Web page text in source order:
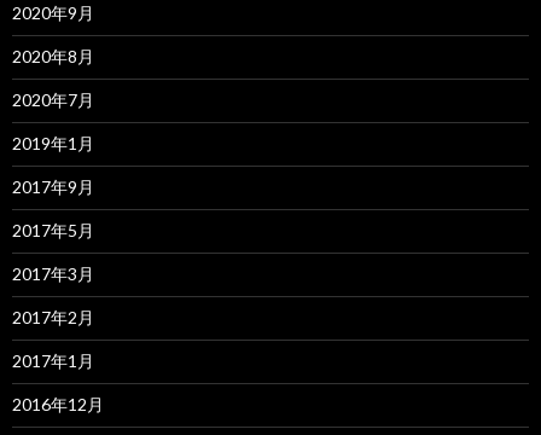
2020年9月
2020年8月
2020年7月
2019年1月
2017年9月
2017年5月
2017年3月
2017年2月
2017年1月
2016年12月